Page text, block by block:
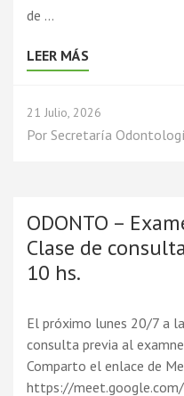
de …
LEER MÁS
21 Julio, 2026
Por Secretaría
ODONTO –
Clase de
10 hs.
El próximo lunes 20/7 a
consulta previa al
Comparto el enlace de
https://